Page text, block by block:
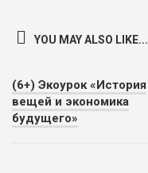
YOU MAY ALSO LIKE...
(6+) Экоурок «История
вещей и экономика
будущего»